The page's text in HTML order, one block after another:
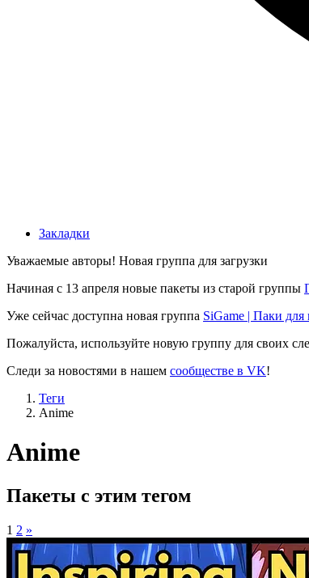
Закладки
Уважаемые авторы! Новая группа для загрузки
Начиная с 13 апреля новые пакеты из старой группы
Уже сейчас доступна новая группа SiGame | Паки
Пожалуйста, используйте новую группу для своих
Следи за новостями в нашем сообществе в VK!
Теги
Anime
Anime
Пакеты с этим тегом
1 2 »